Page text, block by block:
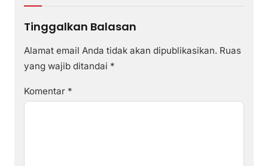
Tinggalkan Balasan
Alamat email Anda tidak akan dipublikasikan. Ruas
yang wajib ditandai *
Komentar *